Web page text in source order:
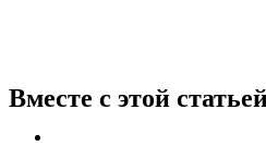
Вместе с этой